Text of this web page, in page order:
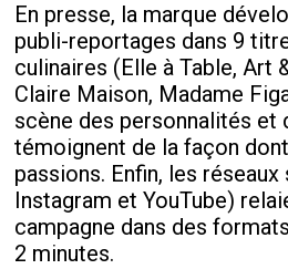
En presse, la marque
publi-reportages dans 9
culinaires (Elle à Table, Art
Claire Maison, Madame
scène des personnalités et
témoignent de la façon
passions. Enfin, les
Instagram et YouTube)
campagne dans des
2 minutes.